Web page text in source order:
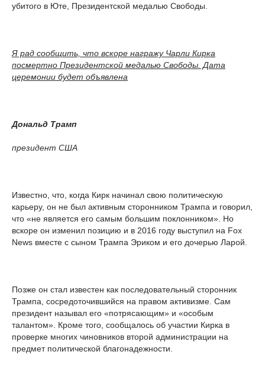
убитого в Юте, Президентской медалью Свободы.
Я рад сообщить, что вскоре награжу Чарли Кирка
посмертно Президентской медалью Свободы. Дата
церемонии будет объявлена
Дональд Трамп
президент США
Известно, что, когда Кирк начинал свою политическую
карьеру, он не был активным сторонником Трампа и говорил,
что «не является его самым большим поклонником». Но
вскоре он изменил позицию и в 2016 году выступил на Fox
News вместе с сыном Трампа Эриком и его дочерью Ларой.
Позже он стал известен как последовательный сторонник
Трампа, сосредоточившийся на правом активизме. Сам
президент называл его «потрясающим» и «особым
талантом». Кроме того, сообщалось об участии Кирка в
проверке многих чиновников второй администрации на
предмет политической благонадежности.